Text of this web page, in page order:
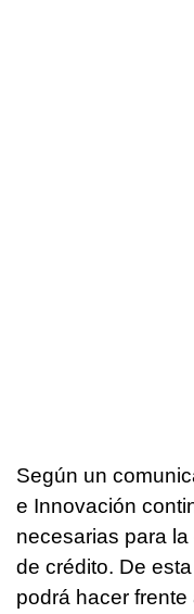
Según un
e Innovación
necesarias para
de crédito. De
podrá hacer